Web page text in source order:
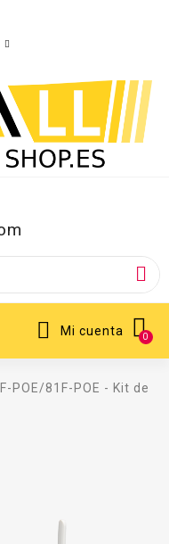
Mi cuenta
POE/81F-POE - Kit de